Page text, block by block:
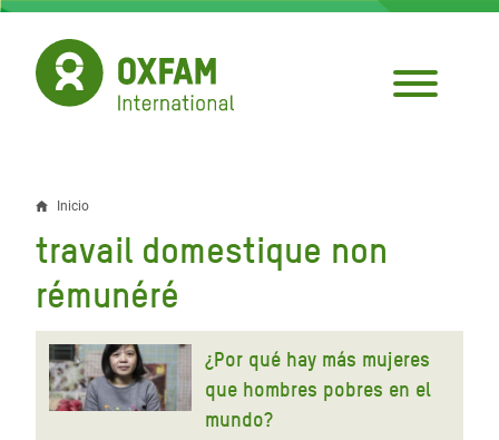
Pasar
contenido
principal
Sobrescribir
enlaces
de
ayuda
la
Inicio
travail domestique non
rémunéré
¿Por qué hay más mujeres
que hombres pobres en el
mundo?